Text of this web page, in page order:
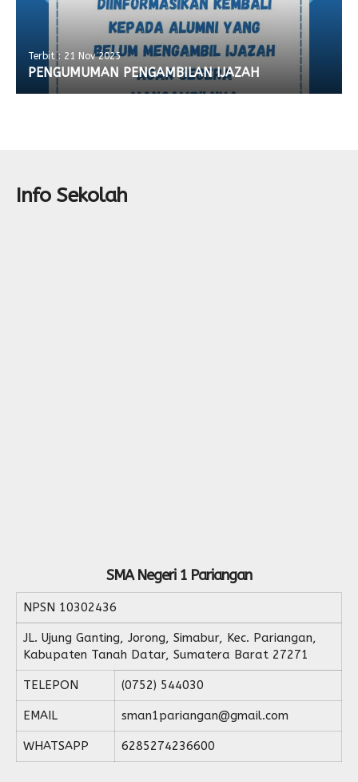
Terbit : 21 Nov 2025
PENGUMUMAN PENGAMBILAN IJAZAH
Info Sekolah
SMA Negeri 1 Pariangan
NPSN 10302436
JL. Ujung Ganting, Jorong, Simabur, Kec. Pariangan,
Kabupaten Tanah Datar, Sumatera Barat 27271
TELEPON (0752) 544030
EMAIL sman1pariangan@gmail.com
WHATSAPP 6285274236600